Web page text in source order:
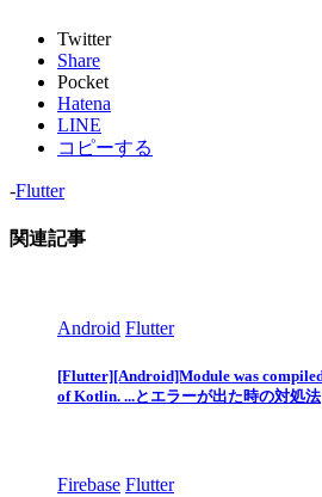
Twitter
Share
Pocket
Hatena
LINE
コピーする
-Flutter
関連記事
Android Flutter
[Flutter][Android]Module was
of Kotlin. ...とエラーが出た時の対処法
Firebase Flutter